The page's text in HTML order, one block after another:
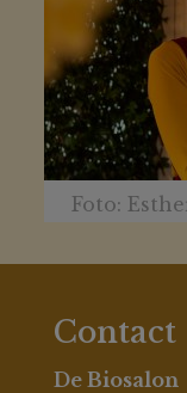
Foto:
Contact
De Biosalon